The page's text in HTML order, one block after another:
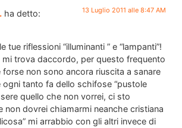
ha detto: 13 Luglio 2011 alle 8:47 AM
tue riflessioni “illuminanti ” e “lampanti”!
trova daccordo, per questo frequento
non sono ancora riuscita a sanare
ogni tanto fa dello schifose “pustole
quello che non vorrei, ci sto
non dovrei chiamarmi neanche cristiana
mi arrabbio con gli altri invece di